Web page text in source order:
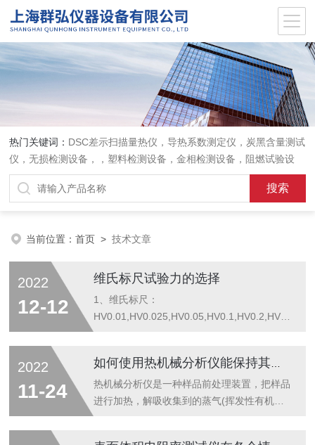
热门关键词： DSC差示扫描量热仪，导热系数测定仪，炭黑含量测试
仪，无损检测设备，，塑料检测设备，金相检测设备，阻燃试验设
备，耐环境老化设备，金属检测设备，量具量仪
当前位置：首页 >技术文章
2022
12-12
维氏标尺试验力的选择
1、维氏标尺：
1025501002003005001000（gf）3、试验力
选择：通过转动试验力变换手轮进行试验力选
择，当前试验力显示在屏幕上4、加载控制：
2022
11-24
热机械分析仪是一种样品前处理装置，把样品
进行加热，解吸收集到的蒸气(挥发性有机化